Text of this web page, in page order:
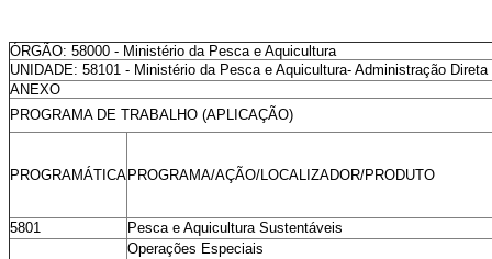
ÓRGÃO: 58000 - Ministério da Pesca e Aquicultura
UNIDADE: 58101 - Ministério da Pesca e Aquicultura- Administração Direta
ANEXO
PROGRAMA DE TRABALHO (APLICAÇÃO)
PROGRAMÁTICA PROGRAMA/AÇÃO/LOCALIZADOR/PRODUTO
5801
Pesca e Aquicultura Sustentáveis
Operações Especiais